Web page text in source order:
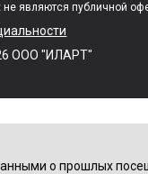
не являются публичной
ООО "ИЛАРТ"
о прошлых